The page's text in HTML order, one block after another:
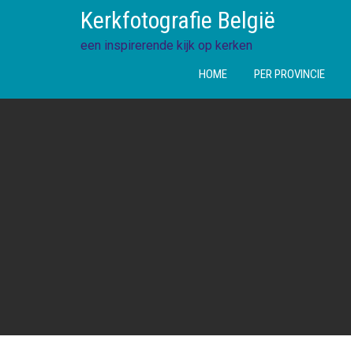
Kerkfotografie België
een inspirerende kijk op kerken
HOME PER PROVINCIE